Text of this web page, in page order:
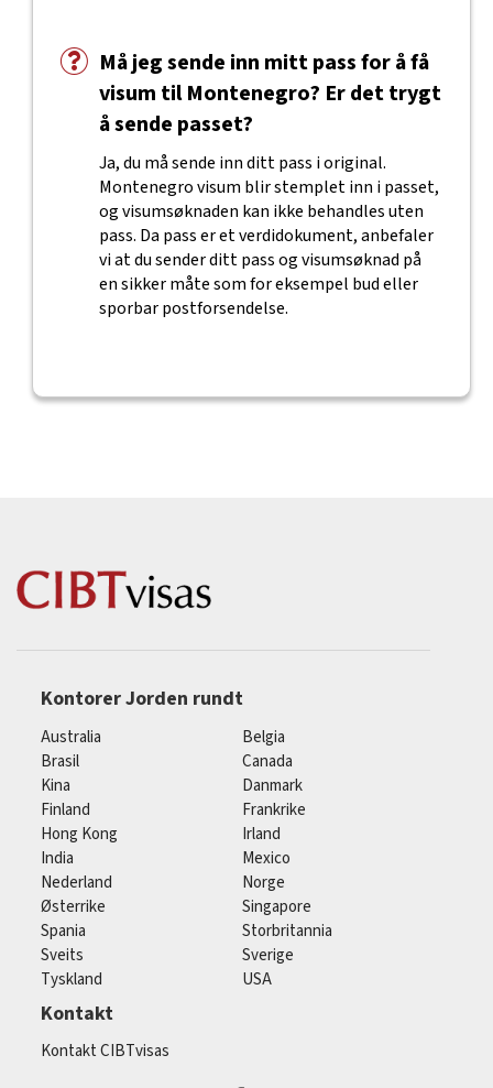
Må jeg sende inn mitt pass for å få
visum til Montenegro? Er det trygt
å sende passet?
Ja, du må sende inn ditt pass i original.
Montenegro visum blir stemplet inn i passet,
og visumsøknaden kan ikke behandles uten
pass. Da pass er et verdidokument, anbefaler
vi at du sender ditt pass og visumsøknad på
en sikker måte som for eksempel bud eller
sporbar postforsendelse.
Kontorer Jorden rundt
Australia
Belgia
Brasil
Canada
Kina
Danmark
Finland
Frankrike
Hong Kong
Irland
India
Mexico
Nederland
Norge
Østerrike
Singapore
Spania
Storbritannia
Sveits
Sverige
Tyskland
USA
Kontakt
Kontakt CIBTvisas